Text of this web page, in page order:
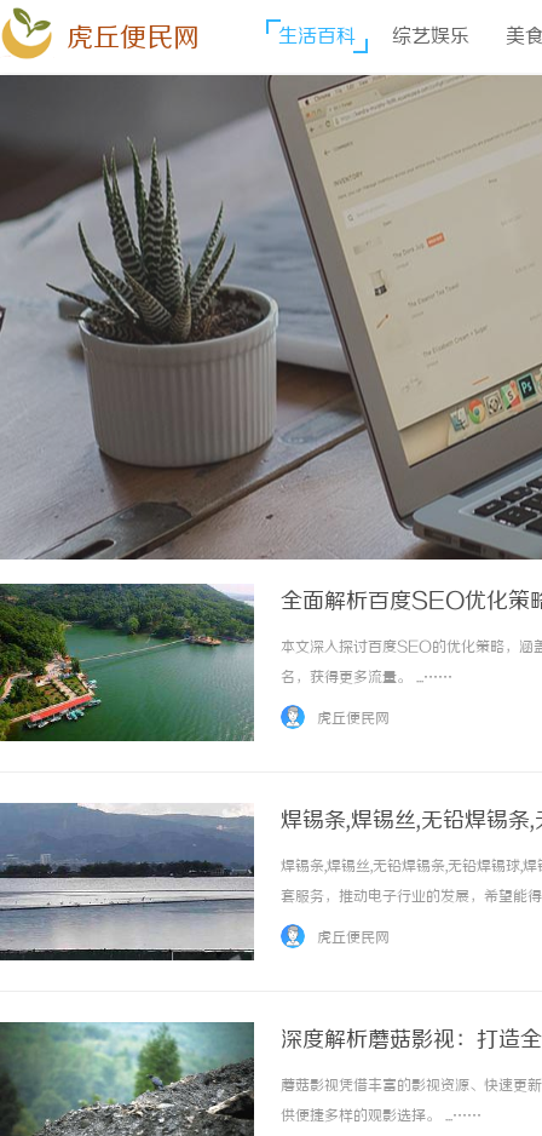
虎丘便民网 生活百科 综艺娱乐 美
全面解析百度SEO优化策
本文深入探讨百度SEO的优化策略，涵
名，获得更多流量。 ...……
虎丘便民网
焊锡条,焊锡丝,无铅焊锡条
芯焊丝、锡锌丝，环保焊
焊锡条,焊锡丝,无铅焊锡条,无铅焊锡球,
套服务，推动电子行业的发展，希望能
虎丘便民网
深度解析蘑菇影视：打造
蘑菇影视凭借丰富的影视资源、快速更
供便捷多样的观影选择。 ...……